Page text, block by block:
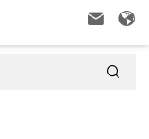
 
